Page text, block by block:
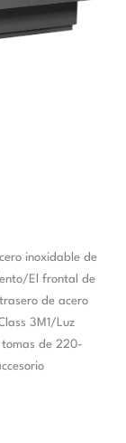
€.
inoxidable de
El frontal de
de acero
3M1/Luz
de 220-